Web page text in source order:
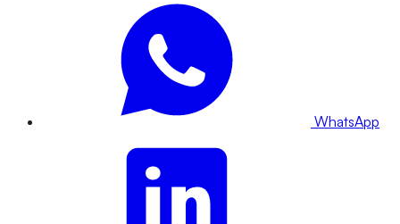
WhatsApp